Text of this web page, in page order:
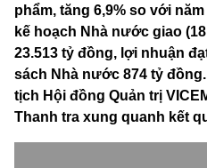
phẩm, tăng 6,9% so với
kế hoạch Nhà nước giao
23.513 tỷ đồng, lợi nhuận
sách Nhà nước 874 tỷ
tịch Hội đồng Quản trị
Thanh tra xung quanh kết